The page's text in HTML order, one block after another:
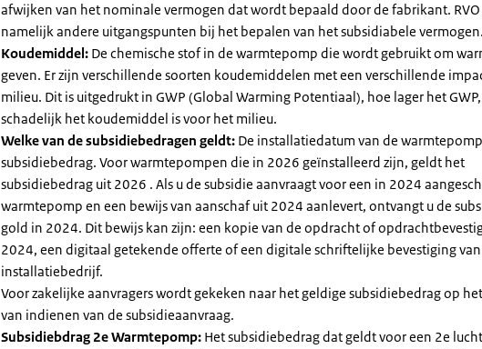
afwijken van het nominale vermogen dat wordt bepaald door de fabrikant.
namelijk andere uitgangspunten bij het bepalen van het subsidiabele
Koudemiddel: De chemische stof in de warmtepomp die wordt gebruikt om
geven. Er zijn verschillende soorten koudemiddelen met een verschillende
milieu. Dit is uitgedrukt in GWP (Global Warming Potentiaal), hoe lager het
schadelijk het koudemiddel is voor het milieu.
Welke van de subsidiebedragen geldt: De installatiedatum van de
subsidiebedrag. Voor warmtepompen die in 2026 geïnstalleerd zijn, geldt het
subsidiebedrag uit 2026 . Als u de subsidie aanvraagt voor een in 2024
warmtepomp en een bewijs van aanschaf uit 2024 aanlevert, ontvangt u de
gold in 2024. Dit bewijs kan zijn: een kopie van de opdracht of
2024, een digitaal getekende offerte of een digitale schriftelijke bevestiging
installatiebedrijf.
Voor zakelijke aanvragers wordt gekeken naar het geldige subsidiebedrag op
van indienen van de subsidieaanvraag.
Subsidiebdrag 2e Warmtepomp: Het subsidiebedrag dat geldt voor een 2e